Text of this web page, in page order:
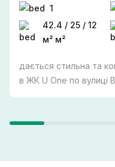
1
42.4 / 25 / 12
м² м²
дається стильна та
в ЖК U One по вулиці
поверсі сучасного